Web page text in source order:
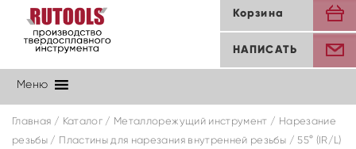
Корзина
НАПИСАТЬ
Меню
Главная / Каталог/ Металлорежущий инструмент / Нарезание
резьбы / Пластины для нарезания внутренней резьбы / 55° (IR/L)